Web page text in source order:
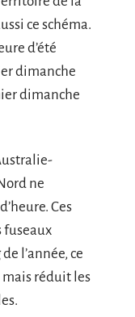
ce schéma.
d’été
dimanche
dimanche
ne
Ces
fuseaux
l’année, ce
réduit les